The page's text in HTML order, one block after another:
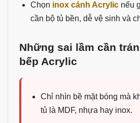
Chọn inox cánh Acrylic nếu
cần bộ tủ bền, dễ vệ sinh và
Những sai lầm cần
bếp Acrylic
Chỉ nhìn bề mặt bóng mà
tủ là MDF, nhựa hay inox.